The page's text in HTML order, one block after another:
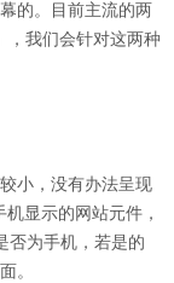
的。目前主流的两
，我们会针对这两种
小，没有办法呈现
显示的网站元件，
否为手机，若是的
。